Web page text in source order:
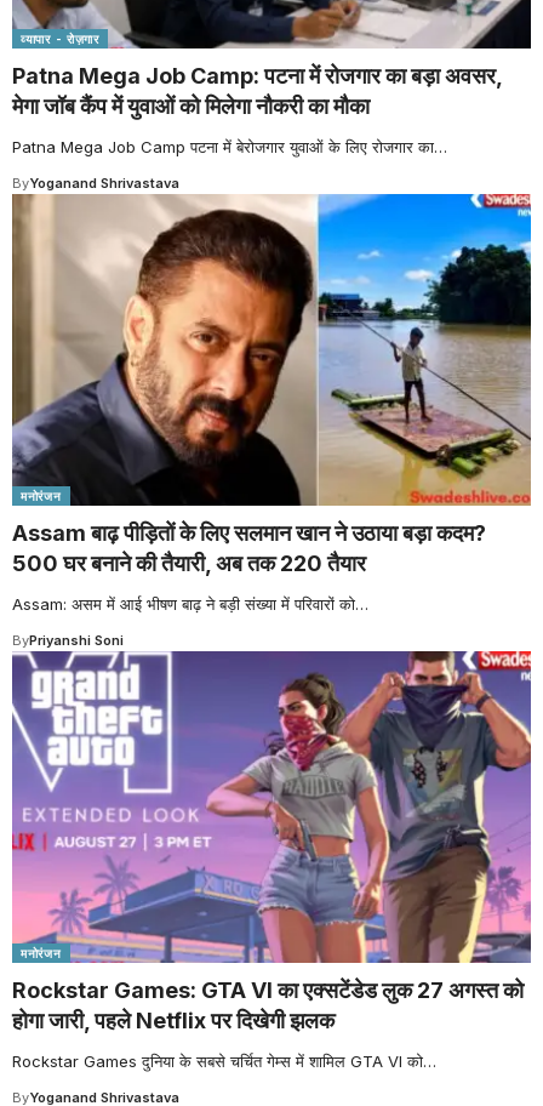
व्यापार - रोज़गार
Patna Mega Job Camp: पटना में रोजगार का बड़ा अवसर,
मेगा जॉब कैंप में युवाओं को मिलेगा नौकरी का मौका
Patna Mega Job Camp पटना में बेरोजगार युवाओं के लिए रोजगार का…
ByYoganand Shrivastava
मनोरंजन
Assam बाढ़ पीड़ितों के लिए सलमान खान ने उठाया बड़ा कदम?
500 घर बनाने की तैयारी, अब तक 220 तैयार
Assam: असम में आई भीषण बाढ़ ने बड़ी संख्या में परिवारों को…
ByPriyanshi Soni
मनोरंजन
Rockstar Games: GTA VI का एक्सटेंडेड लुक 27 अगस्त को
होगा जारी, पहले Netflix पर दिखेगी झलक
Rockstar Games दुनिया के सबसे चर्चित गेम्स में शामिल GTA VI को…
ByYoganand Shrivastava